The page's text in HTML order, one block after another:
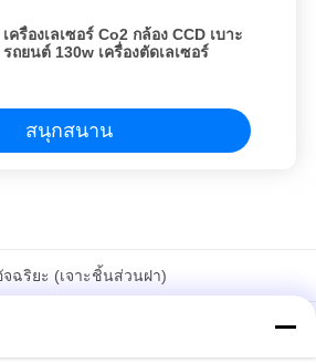
เครื่องเลเซอร์ Co2 กล้อง CCD เบาะ
รถยนต์ 130w เครื่องตัดเลเซอร์
สนุกสนาน
จฉริยะ (เจาะชิ้นส่วนฝา)
เลเซอร์ 220V Co2 เครื่องตัดเลเซอร์